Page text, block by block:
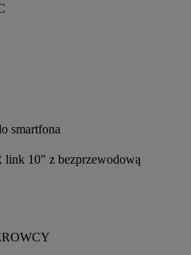
smartfona
link 10" z bezprzewodową